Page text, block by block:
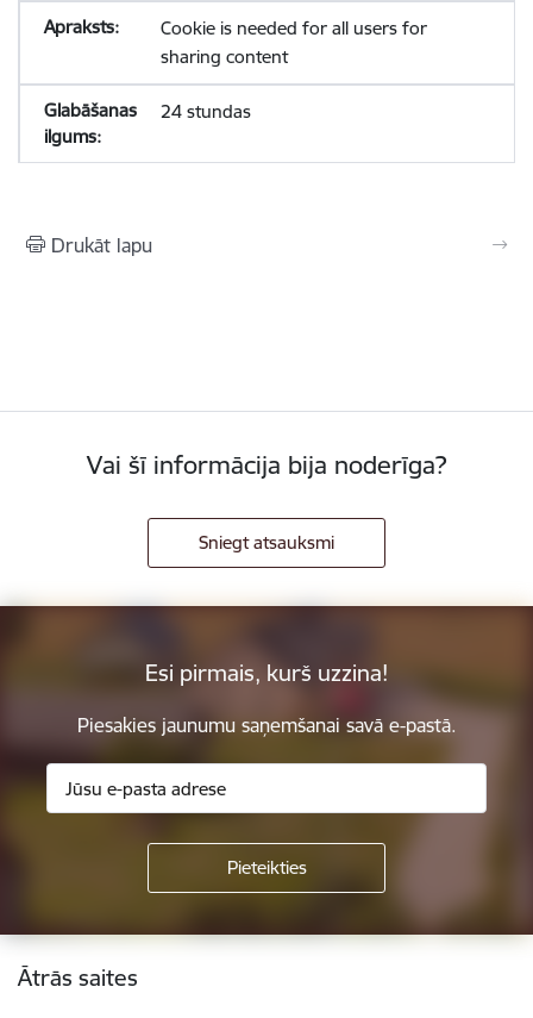
Cookie is needed for all users for
sharing content
24 stundas
Drukāt lapu
Vai šī informācija bija noderīga?
Sniegt atsauksmi
Esi pirmais, kurš uzzina!
Piesakies jaunumu saņemšanai savā e-pastā.
Kājene
Ātrās saites